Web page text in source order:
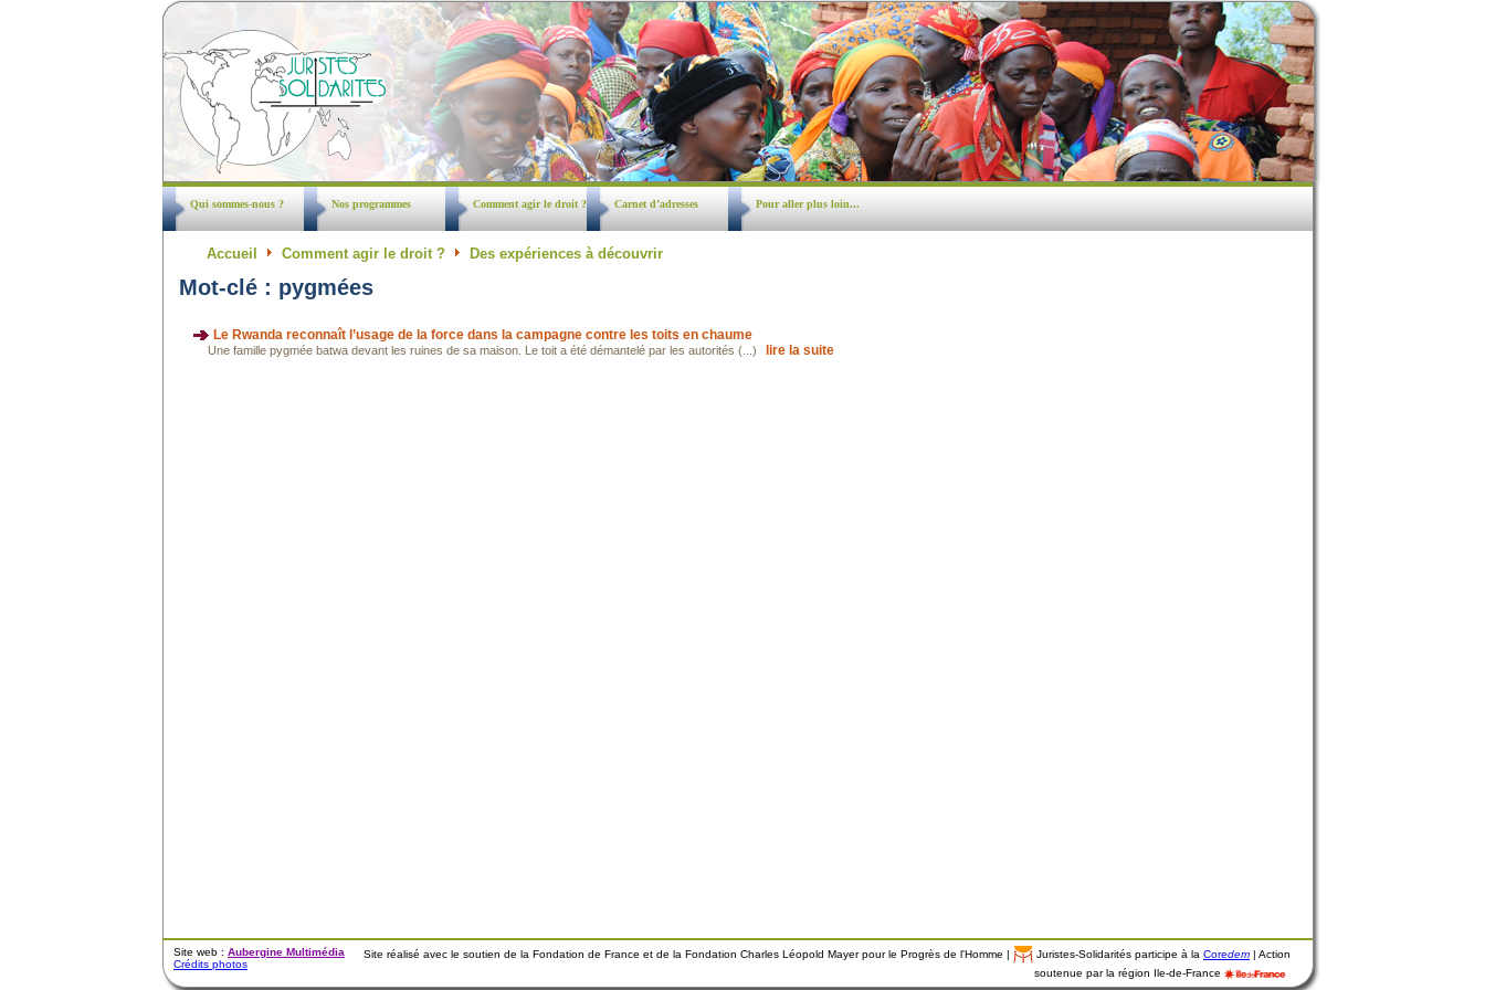
Qui sommes-nous ? Nos programmes Comment agir le droit ? Carnet d’adresses Pour aller plus loin...
Accueil Comment agir le droit ? Des expériences à découvrir
Mot-clé : pygmées
Le Rwanda reconnaît l’usage de la force dans la campagne contre les toits en chaume
Une famille pygmée batwa devant les ruines de sa maison. Le toit a été démantelé par les autorités (...) lire la suite
Site web : Aubergine Multimédia
Crédits photos
Site réalisé avec le soutien de la Fondation de France et de la Fondation Charles Léopold Mayer pour le Progrès de l'Homme | Juristes-Solidarités participe à la Coredem | Action
soutenue par la région Ile-de-France